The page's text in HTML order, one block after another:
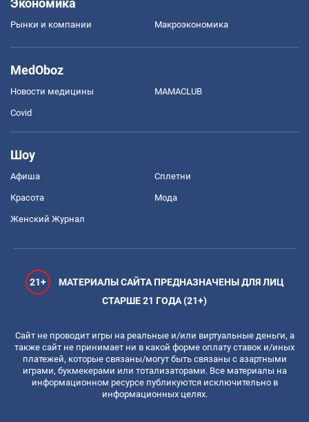
Рынки и компании Mакроэкономика
MedOboz
Новости медицины MAMACLUB
Covid
Шоу
Афиша Сплетни
Красота Мода
Женский Журнал
21+
МАТЕРИАЛЫ САЙТА ПРЕДНАЗНАЧЕНЫ ДЛЯ ЛИЦ
СТАРШЕ 21 ГОДА (21+)
Сайт не проводит игры на реальные и/или виртуальные деньги, а
также сайт не принимает ни в какой форме оплату ставок и/иных
платежей, которые связаны/могут быть связаны с азартными
играми, букмекерами или тотализаторами. Все материалы на
информационном ресурсе публикуются исключительно в
информационных целях.